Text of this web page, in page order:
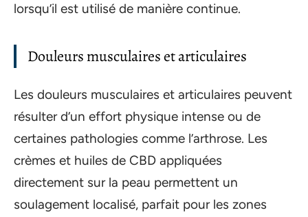
lorsqu’il est utilisé de manière continue.
Douleurs musculaires et articulaires
Les douleurs musculaires et articulaires peuvent
résulter d’un effort physique intense ou de
certaines pathologies comme l’arthrose. Les
crèmes et huiles de CBD appliquées
directement sur la peau permettent un
soulagement localisé, parfait pour les zones